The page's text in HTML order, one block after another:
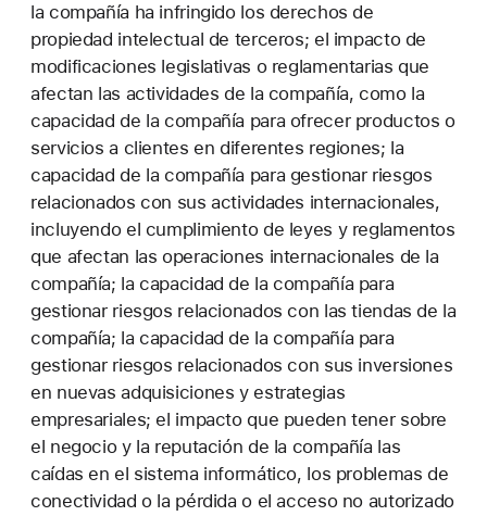
la compañía ha infringido los derechos de
propiedad intelectual de terceros; el impacto de
modificaciones legislativas o reglamentarias que
afectan las actividades de la compañía, como la
capacidad de la compañía para ofrecer productos o
servicios a clientes en diferentes regiones; la
capacidad de la compañía para gestionar riesgos
relacionados con sus actividades internacionales,
incluyendo el cumplimiento de leyes y reglamentos
que afectan las operaciones internacionales de la
compañía; la capacidad de la compañía para
gestionar riesgos relacionados con las tiendas de la
compañía; la capacidad de la compañía para
gestionar riesgos relacionados con sus inversiones
en nuevas adquisiciones y estrategias
empresariales; el impacto que pueden tener sobre
el negocio y la reputación de la compañía las
caídas en el sistema informático, los problemas de
conectividad o la pérdida o el acceso no autorizado